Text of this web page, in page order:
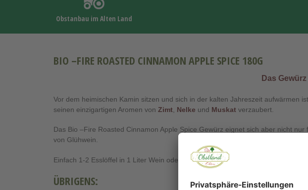
Obstanbau im Alten Land
BIO –FIRE ROASTED CINNAMON APPLE SPICE 180G
Das
Vor dem heimischen Kamin sitzen und sich in der kalten Jahreszeit aufwärmen
seinen einzigartigen Aromen von Zimt Nelke und Muskat verzaubert.
Das Bio –Fire Roasted Cinnamon Apple Spice Gewürz eignet sich aber nicht
von Glühwein.
Einfach 1-2 Esslöffel in 1 Liter Wein oder Saft auflösen und genießen.
ÜBRIGENS: